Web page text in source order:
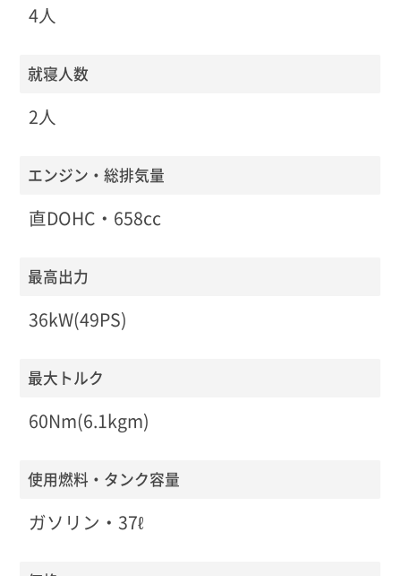
4人
就寝人数
2人
エンジン・総排気量
直DOHC・658cc
最高出力
36kW(49PS)
最大トルク
60Nm(6.1kgm)
使用燃料・タンク容量
ガソリン・37ℓ